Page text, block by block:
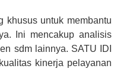
khusus untuk membantu
Ini mencakup analisis
sdm lainnya. SATU IDI
kinerja pelayanan